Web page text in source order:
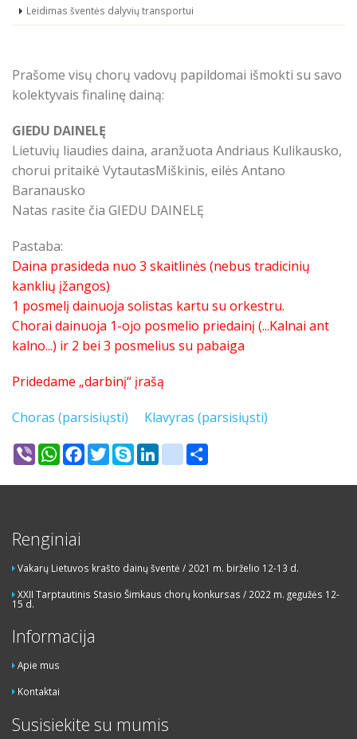
Leidimas šventės dalyvių transportui
Prašome visų chorų vadovų papildomai išmokti su savo
kolektyvais finalinę dainą:
GIEDU DAINELĘ
Lietuvių liaudies daina, aranžuota Andriaus Kulikausko,
chorui pritaikė VytautasMiškinis, eilės Antano
Baranausko
Natas rasite čia GIEDU DAINELĘ
Pastaba:
Daina prasideda nuo 3 skaitlinės (nebus tradicinių
kanklių įžangos)
1 posmelį dainuoja solistas kartu su orkestru.
Chorai dainuoja 1-ojo posmelio priedainį (...Kalnai ant
kalno...) ir 2 bei 3 posmelius su pabaiga
Pridedame „darbinį“ įrašą
Choras (parsisiųsti) Klavyras (parsisiųsti)
Viber WhatsAppFacebook
TwitterSkypeLinkedIngoogle_bookmarks
Renginiai
Vakarų Lietuvos krašto dainų šventė / 2021 m. birželio 12-13 d.
XXII Tarptautinis Stasio Šimkaus chorų konkursas / 2022 m. gegužės 12-
15 d.
Informacija
Apie mus
Kontaktai
Susisiekite su mumis